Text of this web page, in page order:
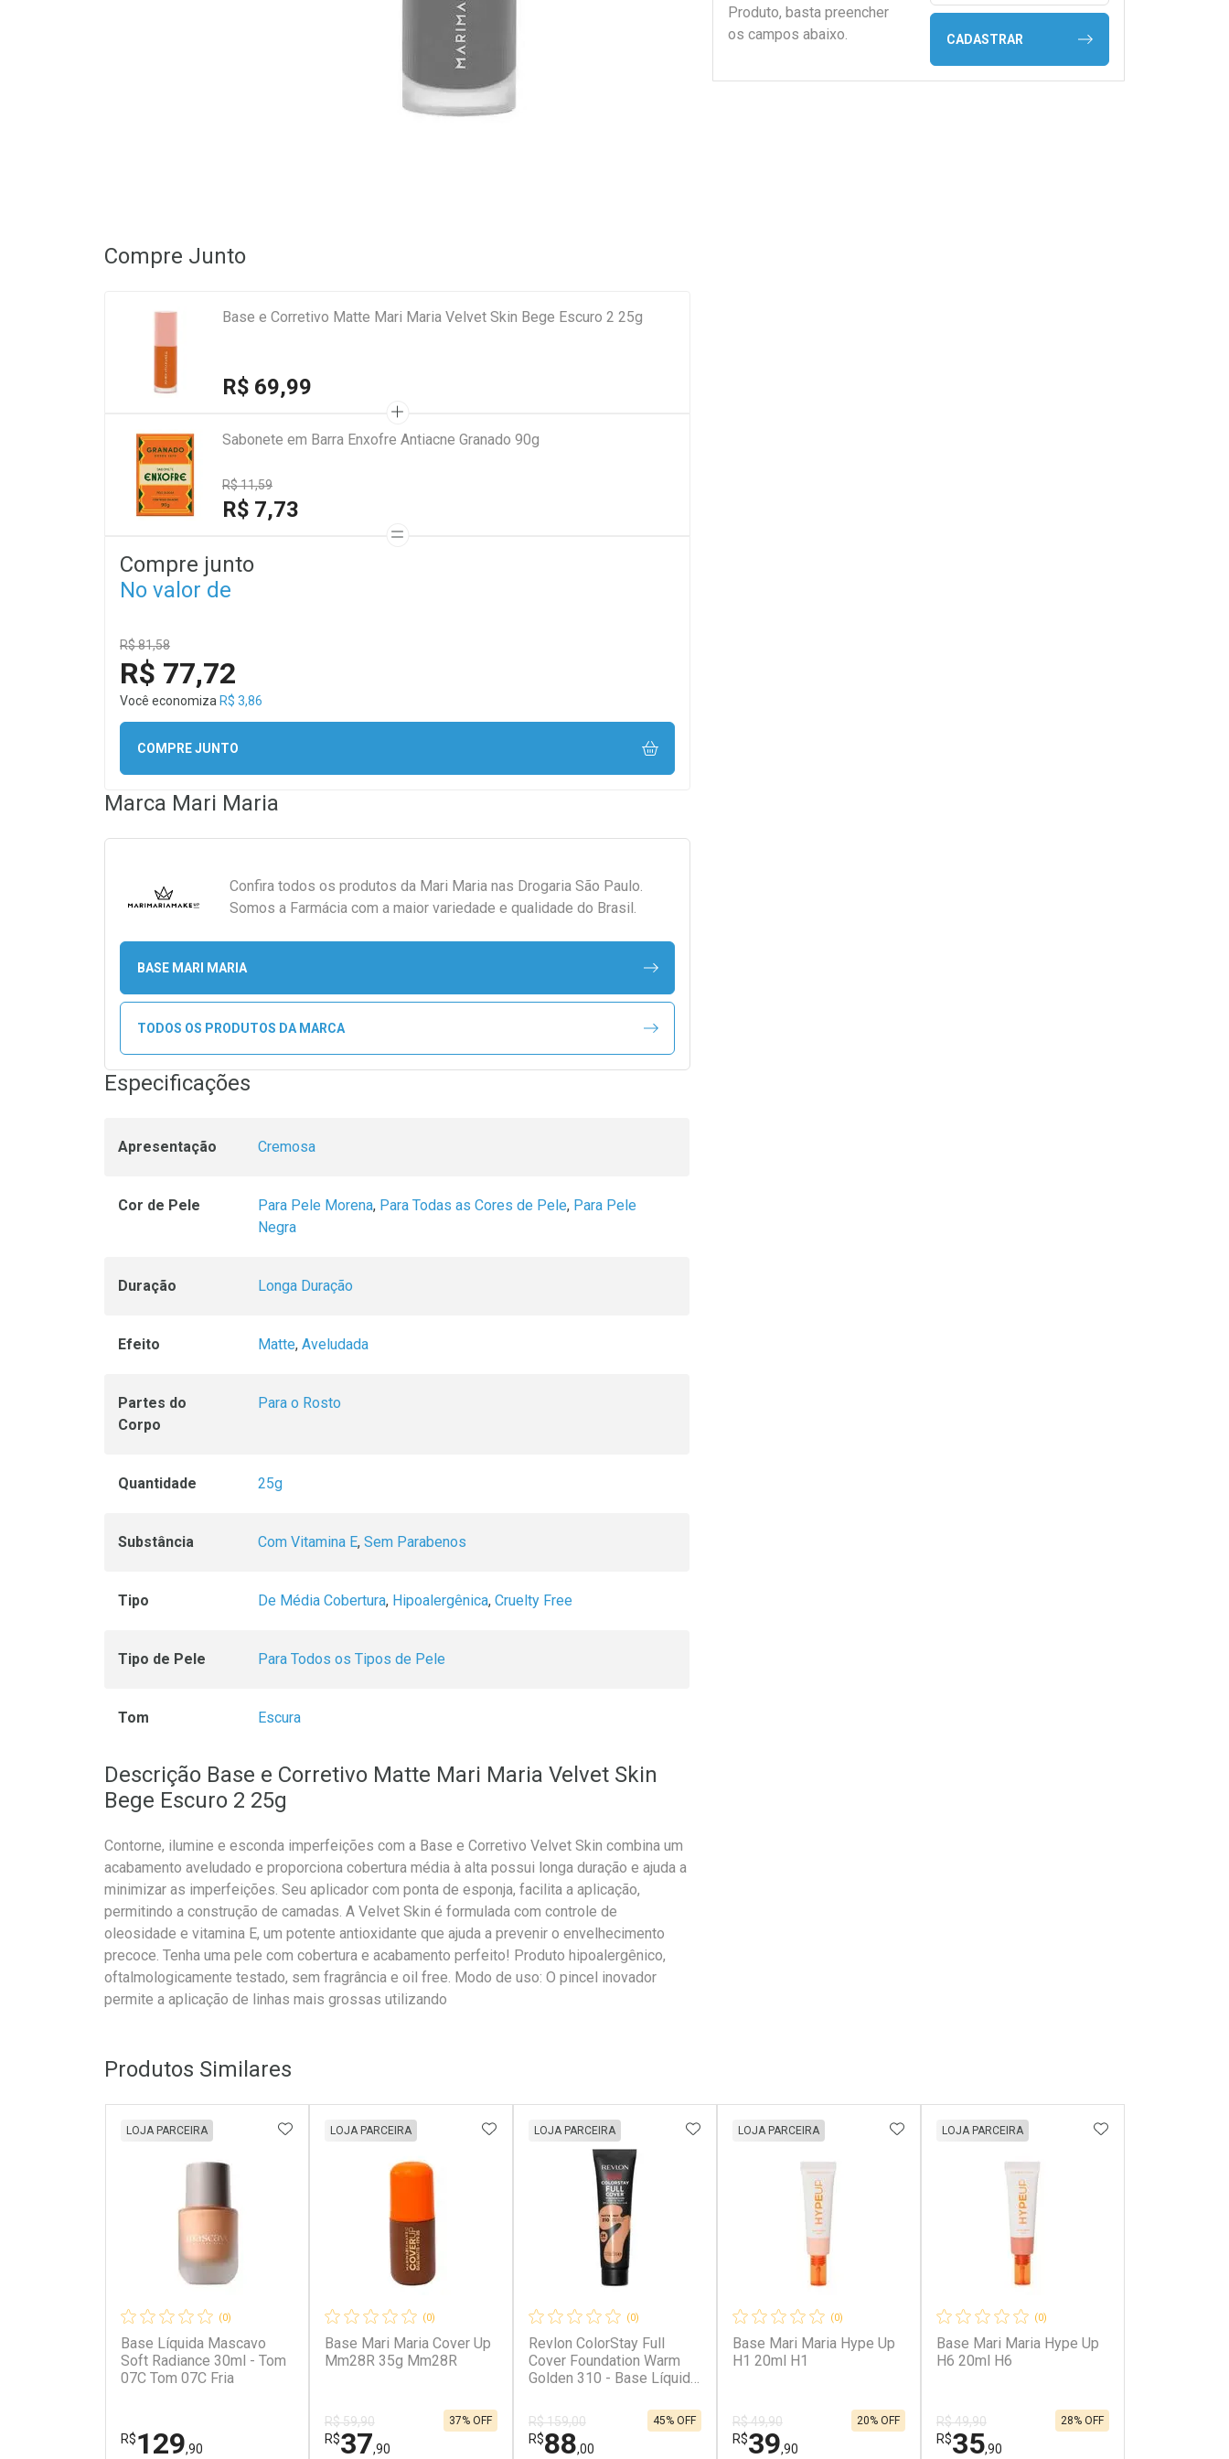
Produto, basta preencher
os campos abaixo.
CADASTRAR
Compre Junto
Base e Corretivo Matte Mari Maria Velvet Skin Bege Escuro 2 25g
R$ 69,99
Sabonete em Barra Enxofre Antiacne Granado 90g
R$ 11,59
R$ 7,73
Compre junto
No valor de
R$ 81,58
R$ 77,72
Você economiza R$ 3,86
COMPRE JUNTO
Marca Mari Maria
Confira todos os produtos da Mari Maria nas Drogaria São Paulo.
Somos a Farmácia com a maior variedade e qualidade do Brasil.
BASE MARI MARIA
TODOS OS PRODUTOS DA MARCA
Especificações
Apresentação Cremosa
Cor de Pele Para Pele Morena, Para Todas as Cores de Pele, Para Pele
Negra
Duração Longa Duração
Efeito Matte, Aveludada
Partes do
Corpo
Para o Rosto
Quantidade 25g
Substância Com Vitamina E, Sem Parabenos
Tipo De Média Cobertura, Hipoalergênica, Cruelty Free
Tipo de Pele Para Todos os Tipos de Pele
Tom Escura
Descrição Base e Corretivo Matte Mari Maria Velvet Skin
Bege Escuro 2 25g
Contorne, ilumine e esconda imperfeições com a Base e Corretivo Velvet Skin combina um
acabamento aveludado e proporciona cobertura média à alta possui longa duração e ajuda a
minimizar as imperfeições. Seu aplicador com ponta de esponja, facilita a aplicação,
permitindo a construção de camadas. A Velvet Skin é formulada com controle de
oleosidade e vitamina E, um potente antioxidante que ajuda a prevenir o envelhecimento
precoce. Tenha uma pele com cobertura e acabamento perfeito! Produto hipoalergênico,
oftalmologicamente testado, sem fragrância e oil free. Modo de uso: O pincel inovador
permite a aplicação de linhas mais grossas utilizando
Produtos Similares
(0)
Base Líquida Mascavo
Soft Radiance 30ml - Tom
07C Tom 07C Fria
LOJA PARCEIRA
R$129,90
ADICIONAR AOS FAVORITOS
(0)
Base Mari Maria Cover Up
Mm28R 35g Mm28R
LOJA PARCEIRA
R$ 59,90
R$37,90
37% OFF
ADICIONAR AOS FAVORITOS
(0)
Revlon ColorStay Full
Cover Foundation Warm
Golden 310 - Base Líquida
Warm Golden 310
LOJA PARCEIRA
R$ 159,00
R$88,00
45% OFF
ADICIONAR AOS FAVORITOS
(0)
Base Mari Maria Hype Up
H1 20ml H1
LOJA PARCEIRA
R$ 49,90
R$39,90
20% OFF
ADICIONAR AOS FAVORITOS
(0)
Base Mari Maria Hype Up
H6 20ml H6
LOJA PARCEIRA
R$ 49,90
R$35,90
28% OFF
ADICIONAR AOS